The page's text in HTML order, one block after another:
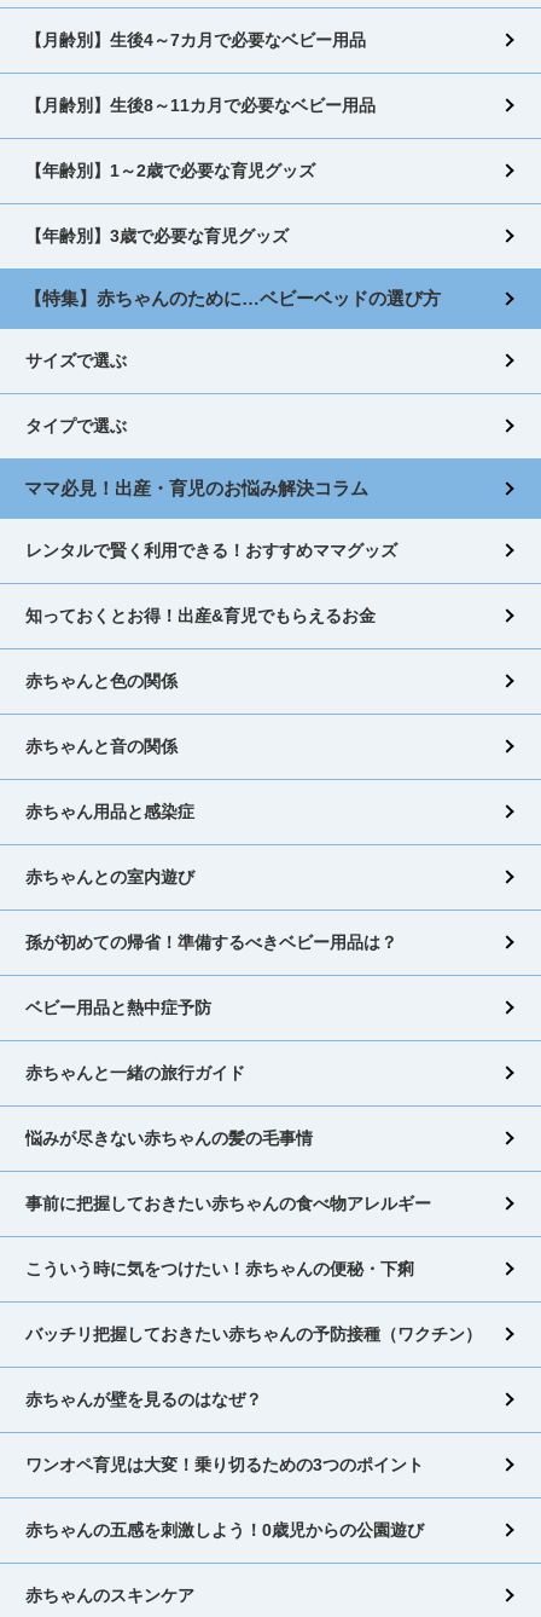
【月齢別】生後4～7カ月で必要なベビー用品
【月齢別】生後8～11カ月で必要なベビー用品
【年齢別】1～2歳で必要な育児グッズ
【年齢別】3歳で必要な育児グッズ
【特集】赤ちゃんのために…ベビーベッドの選び方
サイズで選ぶ
タイプで選ぶ
ママ必見！出産・育児のお悩み解決コラム
レンタルで賢く利用できる！おすすめママグッズ
知っておくとお得！出産&育児でもらえるお金
赤ちゃんと色の関係
赤ちゃんと音の関係
赤ちゃん用品と感染症
赤ちゃんとの室内遊び
孫が初めての帰省！準備するべきベビー用品は？
ベビー用品と熱中症予防
赤ちゃんと一緒の旅行ガイド
悩みが尽きない赤ちゃんの髪の毛事情
事前に把握しておきたい赤ちゃんの食べ物アレルギー
こういう時に気をつけたい！赤ちゃんの便秘・下痢
バッチリ把握しておきたい赤ちゃんの予防接種（ワクチン）
赤ちゃんが壁を見るのはなぜ？
ワンオペ育児は大変！乗り切るための3つのポイント
赤ちゃんの五感を刺激しよう！0歳児からの公園遊び
赤ちゃんのスキンケア